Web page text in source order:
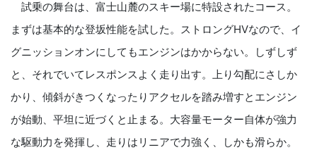
試乗の舞台は、富士山麓のスキー場に特設されたコース。
まずは基本的な登坂性能を試した。ストロングHVなので、イ
グニッションオンにしてもエンジンはかからない。しずしず
と、それでいてレスポンスよく走り出す。上り勾配にさしか
かり、傾斜がきつくなったりアクセルを踏み増すとエンジン
が始動、平坦に近づくと止まる。大容量モーター自体が強力
な駆動力を発揮し、走りはリニアで力強く、しかも滑らか。